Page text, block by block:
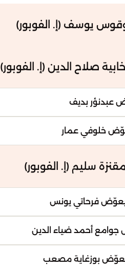
يوسف (إ. الفوبور)
صلاح الدين (إ. الفوبور)
عبدنؤر بديف
خلوفي عمار
سليم (إ. الفوبور)
فرحاتي يونس
جوامع أحمد ضياء الدين
بوزغاية مصعب